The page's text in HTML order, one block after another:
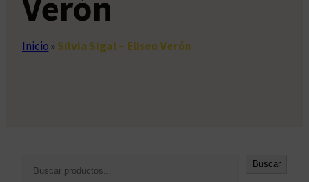
Inicio»Silvia Sigal – Eliseo Verón
Buscar